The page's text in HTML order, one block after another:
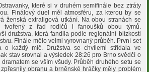
které si v druhém semifinále bez ztráty
Finálový duel měl atmosféru, za kterou by se
ženská extraligová utkání. Na obou stranách se
tvořený z řad rodičů i fanoušků obou týmů.
družstva, která fandila podle regionální blízkosti
Finále mělo velmi vyrovnaný průběh. První set
o každý míč. Družstva se chvílemi střídala ve
stav srovnal a výsledek 28:26 pro Brno svědčí o
se vším všudy. Průběh druhého setu se
obranu a brněnské hráčky měly problém